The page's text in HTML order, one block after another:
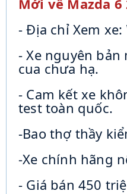
- Địa chỉ Xem
- Xe nguyên bản
cua chưa hạ.
- Cam kết xe
test toàn quốc.
-Bao thợ thầy
-Xe chính hãng
- Giá bán 450